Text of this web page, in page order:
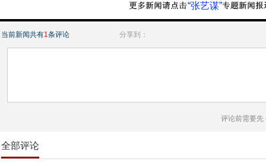
“张艺谋”
当前新闻共有1条评论 分享到：
评论前需要先
全部评论